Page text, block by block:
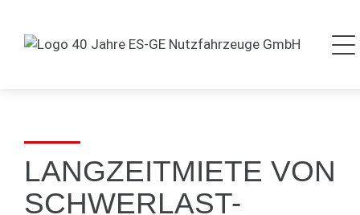
LANGZEITMIETE VON
SCHWERLAST-